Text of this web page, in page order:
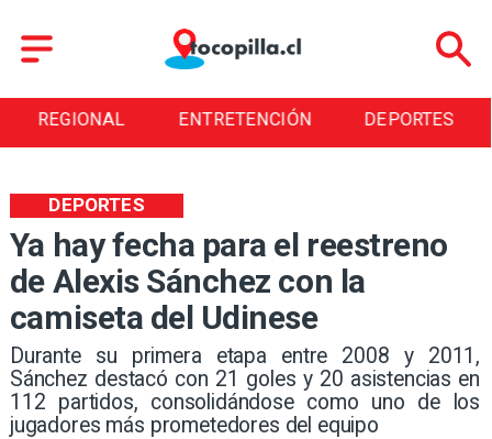
REGIONAL ENTRETENCIÓN DEPORTES
Ya hay fecha para el reestreno
de Alexis Sánchez con la
camiseta del Udinese
​Durante su primera etapa entre 2008 y 2011,
Sánchez destacó con 21 goles y 20 asistencias en
112 partidos, consolidándose como uno de los
jugadores más prometedores del equipo
DEPORTES